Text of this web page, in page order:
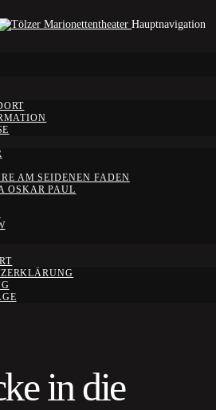
Hauptnavigation
AM SEIDENEN FADEN
OSKAR PAUL
in die